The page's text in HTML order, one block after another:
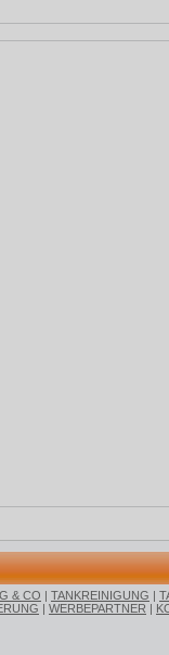
& CO | TANKREINIGUNG |
| WERBEPARTNER |